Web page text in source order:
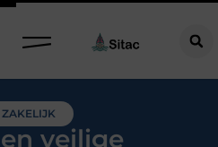
ZAKELIJK
veilige